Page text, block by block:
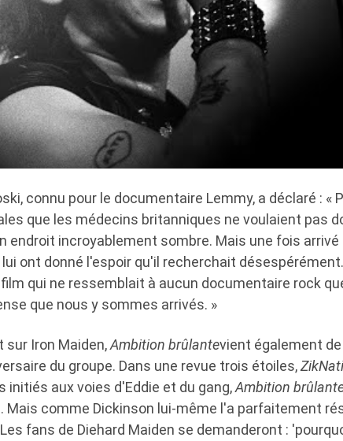
connu pour le documentaire Lemmy, a déclaré : «
que les médecins britanniques ne voulaient pas
endroit incroyablement sombre. Mais une fois arrivé
ont donné l'espoir qu'il recherchait
qui ne ressemblait à aucun documentaire rock
que nous y sommes arrivés. »
Iron Maiden,Ambition brûlantevient également
du groupe. Dans une revue trois étoiles,
initiés aux voies d'Eddie et du gang,Ambition
Mais comme Dickinson lui-même l'a parfaitement
fans de Diehard Maiden se demanderont :